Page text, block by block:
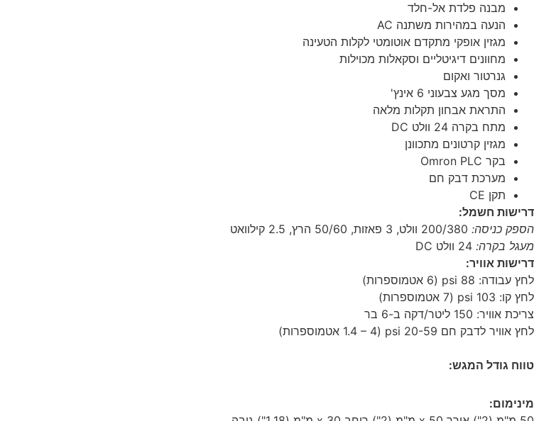
מבנה פלדת אל-חלד
הנעה במהירות משתנה AC
מגזין אופקי מתקדם אוטומטי לקלות הטעינה
מחוונים דיגיטליים וסקאלות מכוילות
גנרטור ואקום
מסך מגע צבעוני 6 אינץ'
התראת אבחון תקלות מלאה
מתח בקרה 24 וולט DC
מגזין קרטונים מתכוונן
בקר Omron PLC
מערכת דבק חם
תקן CE
דרישות חשמל:
הספק כניסה:
מעגל בקרה:
דרישות אוויר:
לחץ עבודה: 88 psi (6 אטמוספרות)
לחץ קו: 103 psi (7 אטמוספרות)
צריכת אוויר: 150 ליטר/דקה ב-6 בר
לחץ אוויר לדבק חם 20-59 psi (1.4 – 4 אטמוספרות)
טווח גודל המגש:
מינימום: